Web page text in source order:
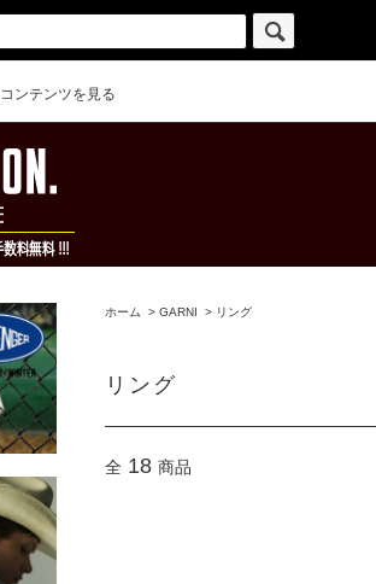
コンテンツを見る
ホーム > GARNI > リング
リング
全 18 商品